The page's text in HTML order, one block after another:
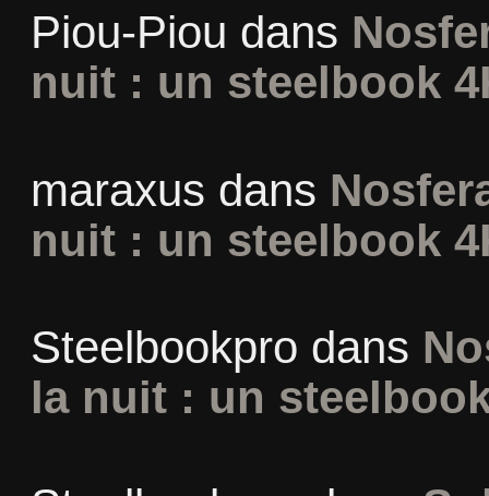
Piou-Piou dans
nuit : un steelbook
maraxus dans
nuit : un steelbook
Steelbookpro dans
la nuit : un